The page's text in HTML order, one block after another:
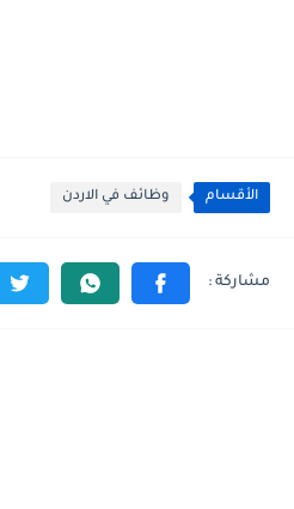
الأقسام وظائف في الاردن